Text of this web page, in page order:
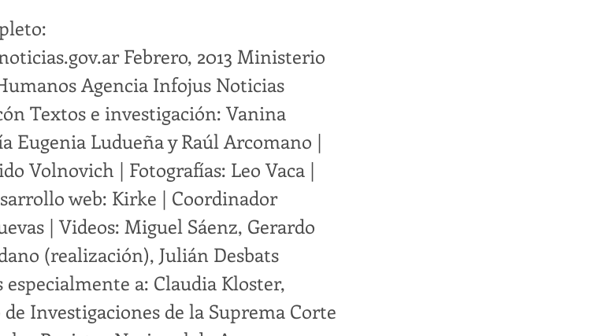
Febrero, 2013 Ministerio
Agencia Infojus Noticias
Textos e investigación: Vanina
Eugenia Ludueña y Raúl Arcomano |
Volnovich | Fotografías: Leo Vaca |
web: Kirke | Coordinador
| Videos: Miguel Sáenz, Gerardo
(realización), Julián Desbats
a: Claudia Kloster,
Investigaciones de la Suprema Corte